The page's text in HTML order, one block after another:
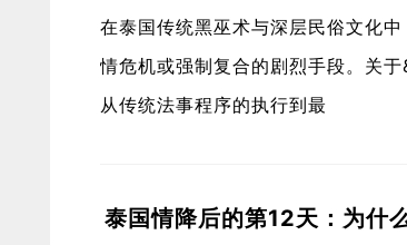
在泰国传统黑巫术与深层民俗文化
情危机或强制复合的剧烈手段。关
从传统法事程序的执行到最
泰国情降后的第12天：为什